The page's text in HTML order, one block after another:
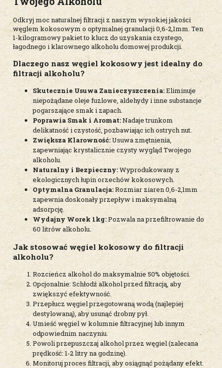
Odkryj moc naturalnej filtracji z naszym wysokiej jakości
węglem kokosowym o optymalnej granulacji 0,6-2,1mm. Ten
1-kilogramowy pakiet to klucz do uzyskania czystego,
łagodnego i klarownego alkoholu domowej produkcji.
Dlaczego nasz węgiel kokosowy jest idealny do
filtracji alkoholu?
Skutecznie Usuwa Zanieczyszczenia:Eliminuje
niepożądane oleje fuzlowe, aldehydy i inne substancje
pogarszające smak i zapach.
Poprawia Smak i Aromat:Nadaje trunkom
delikatność i czystość, pozbawiając ich ostrych nut.
Zwiększa Klarowność:Usuwa zmętnienia,
zapewniając krystalicznie czysty wygląd Twojego
alkoholu.
Naturalny i Bezpieczny:Wyprodukowany z
ekologicznych łupin orzechów kokosowych.
Optymalna Granulacja:Rozmiar ziaren 0,6-2,1mm
zapewnia doskonały przepływ i maksymalną
adsorpcję.
Wydajny Worek 1kg:Pozwala na przefiltrowanie do
60 litrów alkoholu.
Jak stosować węgiel kokosowy do filtracji
alkoholu?
Rozcieńcz alkohol do maksymalnie 50% objętości.
Opcjonalnie: Schłodź alkohol przed filtracją, aby
zwiększyć efektywność.
Przepłucz węgiel przegotowaną wodą (najlepiej
destylowaną), aby usunąć drobny pył.
Umieść węgiel w kolumnie filtracyjnej lub innym
odpowiednim naczyniu.
Powoli przepuszczaj alkohol przez węgiel (zalecana
prędkość: 1-2 litry na godzinę).
Monitoruj proces filtracji, aby osiągnąć pożądany efekt.